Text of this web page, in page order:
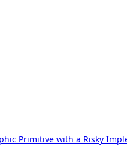
Primitive with a Risky